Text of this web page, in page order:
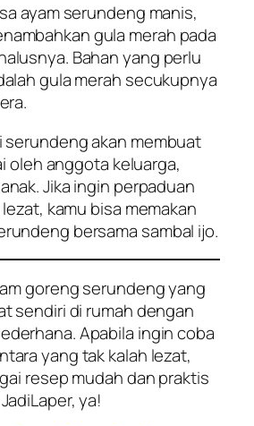
ayam serundeng manis,
gula merah pada
Bahan yang perlu
gula merah secukupnya
serundeng akan membuat
oleh anggota keluarga,
Jika ingin perpaduan
kamu bisa memakan
bersama sambal ijo.
goreng serundeng yang
sendiri di rumah dengan
Apabila ingin coba
yang tak kalah lezat,
resep mudah dan praktis
ya!